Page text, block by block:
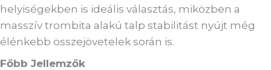
helyiségekben is ideális választás, miközben a
masszív trombita alakú talp stabilitást nyújt még
élénkebb összejövetelek során is.
Főbb Jellemzők